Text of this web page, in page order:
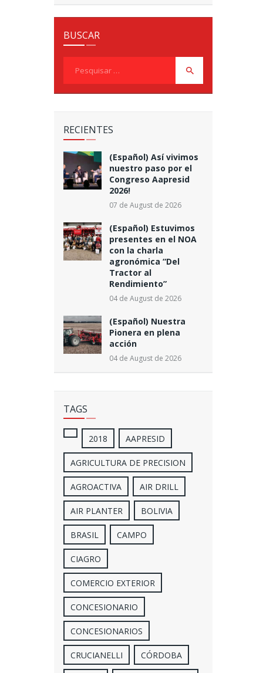
BUSCAR
RECIENTES
(Español) Así vivimos
nuestro paso por el
Congreso Aapresid
2026!
07 de August de 2026
(Español) Estuvimos
presentes en el NOA
con la charla
agronómica “Del
Tractor al
Rendimiento”
04 de August de 2026
(Español) Nuestra
Pionera en plena
acción
04 de August de 2026
TAGS
2018 AAPRESID
AGRICULTURA DE PRECISION
AGROACTIVA AIR DRILL
AIR PLANTER BOLIVIA
BRASIL CAMPO
CIAGRO
COMERCIO EXTERIOR
CONCESIONARIO
CONCESIONARIOS
CRUCIANELLI CÓRDOBA